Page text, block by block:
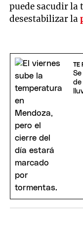
puede sacudir la
desestabilizar la
TE
de